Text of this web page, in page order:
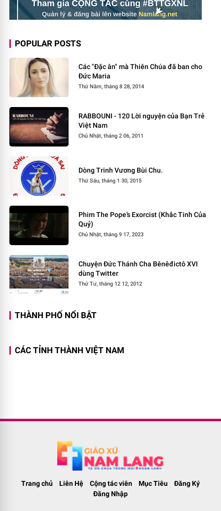
POPULAR POSTS
Các "Đặc ân" mà Thiên Chúa đã ban cho
Đức Maria
Thứ Năm, tháng 8 28, 2014
RABBOUNI - 120 Lời nguyện của Bạn Trẻ
Việt Nam
Chủ Nhật, tháng 2 06, 2011
Dòng Trinh Vương Bùi Chu.
Thứ Sáu, tháng 1 30, 2015
Phim The Pope’s Exorcist (Khắc Tinh Của
Quỷ)
Chủ Nhật, tháng 9 17, 2023
Chuyện Đức Thánh Cha Bênêđictô XVI
dùng Twitter
Thứ Tư, tháng 12 12, 2012
THÀNH PHỐ NỔI BẬT
CÁC TỈNH THÀNH VIỆT NAM
Trang chủ Liên Hệ Cộng tác viên Mục Tiêu
Đăng Ký
Đăng Nhập